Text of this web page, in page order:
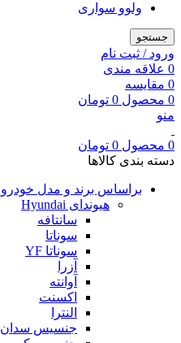
ولوو سواری
جستجو
ورود / ثبت نام
0 علاقه مندی
0 مقایسه
0 محصول 0 تومان
منو
0 محصول 0 تومان
دسته بندی کالاها
براساس برند و مدل خودرو
هیوندای Hyundai
سانتافه
سوناتا
سوناتا YF
آزرا
آوانته
اکسنت
النترا
جنسیس سدان